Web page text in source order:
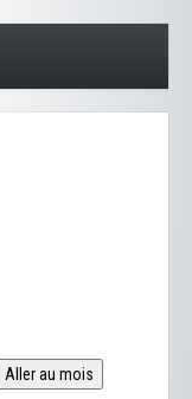
Aller au mois